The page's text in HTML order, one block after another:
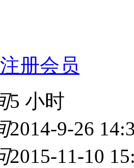
注册会员
5 小时
2014-9-26
2015-11-10